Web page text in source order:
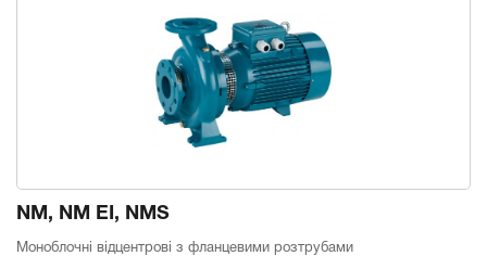
NM, NM EI, NMS
Моноблочні відцентрові з фланцевими розтрубами